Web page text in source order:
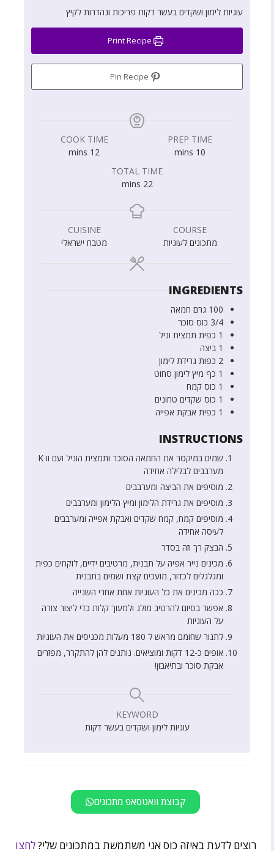
עוגיות לימון ושקדים בעשר דקות פריכות ונהדרות לקיץ
PREP TIME
10
mins
COOK TIME
12
mins
TOTAL TIME
22
mins
COURSE
מתכונים לעוגיות
CUISINE
מטבח ישראלי
INGREDIENTS
100 גרם חמאה
3/4 כוס סוכר
1 כפית תמצית וניל
1 ביצה
2 כפות גרידת לימון
1 כף מיץ לימון סחוט
1 כוס קמח
1 כוס שקדים טחונים
1 כפית אבקת אפייה
INSTRUCTIONS
שמים במיקסר את החמאה הסוכר ותמצית הוניל ועם וו K
מערבבים לבלילה אחידה
מוסיפים את הביצה ומערבבים
מוסיפים את גרידת הלימון ומיץ הלימון ומערבבים
מוסיפים קמח, קמח שקדים ואבקת אפייה ומערבבים
לעיסה אחידה
הבצק רך וזה בסדר
מכינים נייר אפיה על תבנית, מרטיבים ידיים, לוקחים כפית
ומגלגלים לכדור, מועכים קצת ושמים בתבנית
ככה מכינים את כל העוגיות אחת אחרי השנייה
אפשר בסיום להרטיב מזלג ולמעוך קלות כדי ליצור צורה
על העוגיות
לתנור שחומם מראש ל 180 מעלות מכניסים את העוגיות
אופים כ-12 דקות ומוציאים. נותנים להן להתקרר, מפזרים
אבקת סוכר ובתיאבון!
KEYWORD
עוגיות לימון ושקדים בעשר דקות
קבוצת וואטסאפ מתכונים
רוצים לדעת באיזה כוס אני משתמשת במתכונים שלי?לחצו